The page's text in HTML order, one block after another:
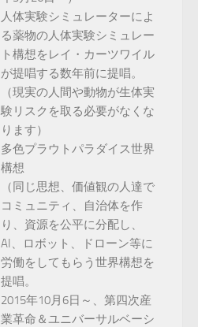
人体実験シミュレーターによ
る薬物の人体実験シミュレー
ト構想をレイ・カーツワイル
が提唱する数年前に提唱。
（現実の人間や動物が生体実
験リスクを取る必要がなくな
ります）
多色プラウトパラダイス世界
構想
（同じ思想、価値観の人達で
コミュニティ、自治体を作
り、資源を公平に分配し、
AI、ロボット、ドローン等に
労働をしてもらう世界構想を
提唱。
2015年10月6日～、第四次産
業革命＆ユニバーサルベーシ